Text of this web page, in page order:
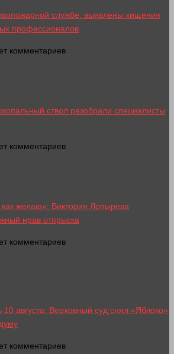
службе: выявлены хищения
профессионалов
комментариев
ствол разобрали специалисты
комментариев
как желаю»: Виктория Лопырева
нрав отпрыска
комментариев
10 августа: Верховный суд снял «Яблоко»
комментариев